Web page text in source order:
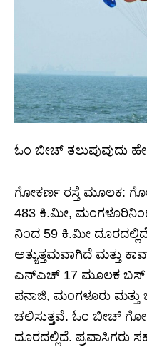
ಓಂ ಬೀಚ್ ತಲುಪುವುದು
ಗೋಕರ್ಣ ರಸ್ತೆ ಮೂಲಕ:
483 ಕಿ.ಮೀ,
ನಿಂದ 59 ಕಿ.ಮೀ
ಅತ್ಯುತ್ತಮವಾಗಿದೆ ಮತ್ತು
ಎನ್ಎಚ್ 17 ಮೂಲಕ ಬಸ್
ಪನಾಜಿ, ಮಂಗಳೂರು ಮತ್ತು
ಚಲಿಸುತ್ತವೆ. ಓಂ ಬೀಚ್
ದೂರದಲ್ಲಿದೆ. ಪ್ರವಾಸಿಗರು